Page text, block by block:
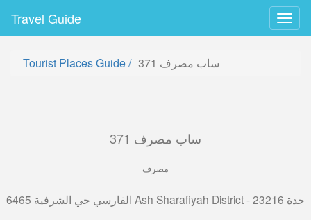
Travel Guide
Tourist Places Guide/ ساب مصرف 371
ساب مصرف 371
مصرف
6465 الفارسي حي الشرفية Ash Sharafiyah District - جدة 23216